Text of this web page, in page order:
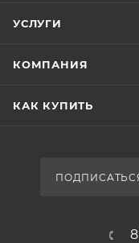
УСЛУГИ
КОМПАНИЯ
КАК КУПИТЬ